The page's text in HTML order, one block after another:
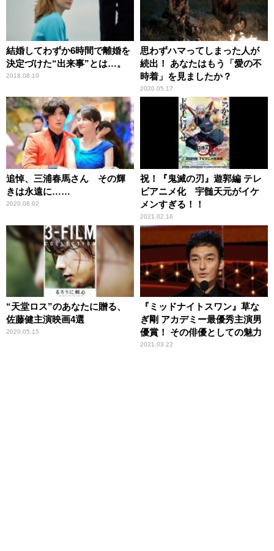
結婚してわずか6時間で離婚を
決定づけた“出来事”とは…。
2018.08.10
思わずハマってしまった人が
続出！ あなたはもう「愛の不
時着」を見ましたか？
2020.05.17
追悼、三浦春馬さん その輝
きは永遠に……
2020.08.02
祝！『鬼滅の刃』遊郭編 テレ
ビアニメ化 宇髄天元がイケ
メンすぎる！！
2021.02.16
“天堂ロス”のあなたに贈る、
佐藤健主演映画4選
2020.05.15
『ミッドナイトスワン』草な
ぎ剛 アカデミー最優秀主演男
優賞！ その俳優としての魅力
2021.03.22